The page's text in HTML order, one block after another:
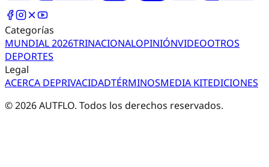
Categorías
MUNDIAL 2026TRINACIONALOPINIÓNVIDEOOTROS
DEPORTES
Legal
ACERCA DEPRIVACIDADTÉRMINOSMEDIA KITEDICIONES
©2026AUTFLO. Todos los derechos reservados.